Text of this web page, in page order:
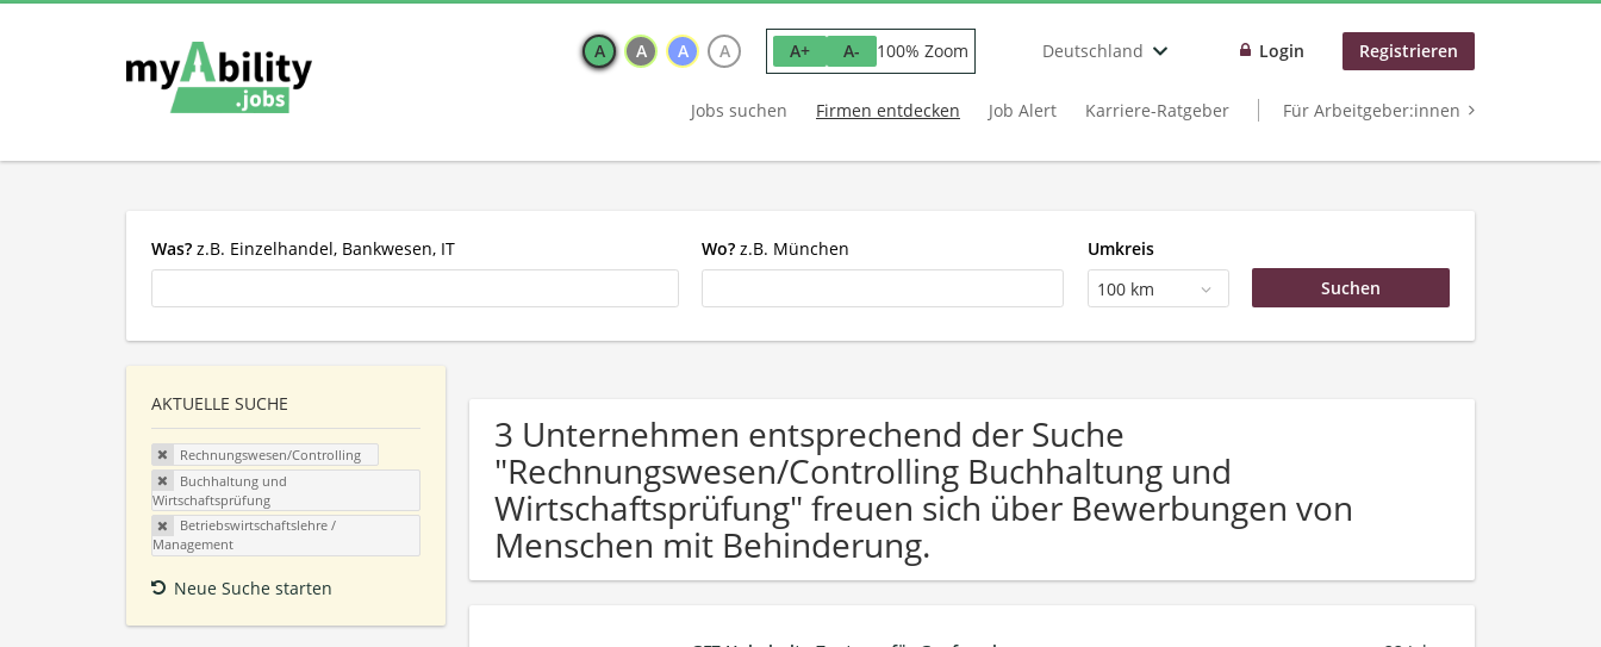
A A A A A+ A- 100% Zoom Deutschland Login Registrieren
Jobs suchen Firmen entdecken Job Alert Karriere-Ratgeber Für Arbeitgeber:innen
Was? z.B. Einzelhandel, Bankwesen, IT Wo? z.B. München
Umkreis
100 km
AKTUELLE SUCHE
Rechnungswesen/Controlling
Buchhaltung und
Wirtschaftsprüfung
Betriebswirtschaftslehre /
Management
Neue Suche starten
3 Unternehmen entsprechend der Suche
"Rechnungswesen/Controlling Buchhaltung und
Wirtschaftsprüfung" freuen sich über Bewerbungen von
Menschen mit Behinderung.